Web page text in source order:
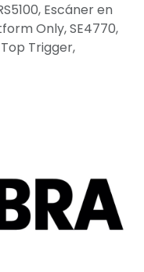
Escáner en
Only, SE4770,
Trigger,